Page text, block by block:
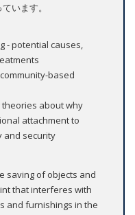
います。
- potential causes,
based
about why
attachment to
and security
saving of objects and
that interferes with
and furnishings in the